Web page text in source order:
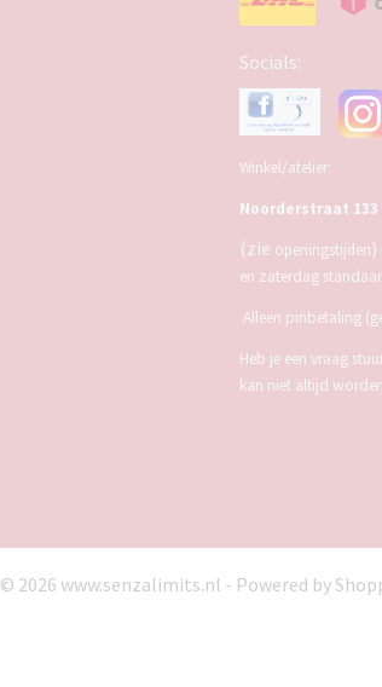
Socials:
Winkel/atelier:
Noorderstraat 133
(zie openingstijden)
en zaterdag
Alleen pinbetaling
Heb je een vraag
kan niet altijd
© 2026 www.senzalimits.nl - Powered by